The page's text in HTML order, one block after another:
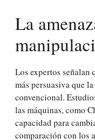
La
Los expertos señalan
más persuasiva que
convencional.
las máquinas, como
capacidad para
comparación con los